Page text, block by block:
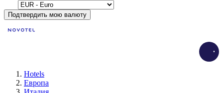
Подтвердить мою валюту
Hotels
Европа